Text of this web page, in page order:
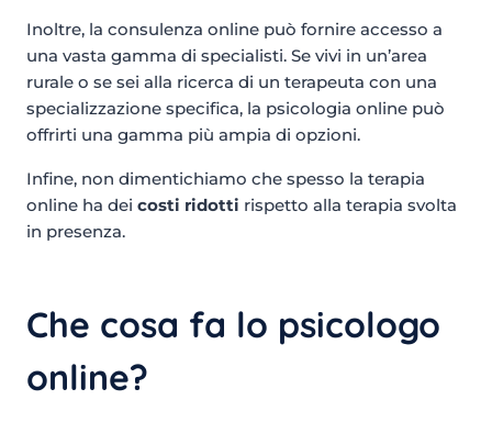
Inoltre, la consulenza online può fornire accesso a
una vasta gamma di specialisti. Se vivi in un’area
rurale o se sei alla ricerca di un terapeuta con una
specializzazione specifica, la psicologia online può
offrirti una gamma più ampia di opzioni.
Infine, non dimentichiamo che spesso la terapia
online ha dei costi ridotti rispetto alla terapia svolta
in presenza.
Che cosa fa lo psicologo
online?